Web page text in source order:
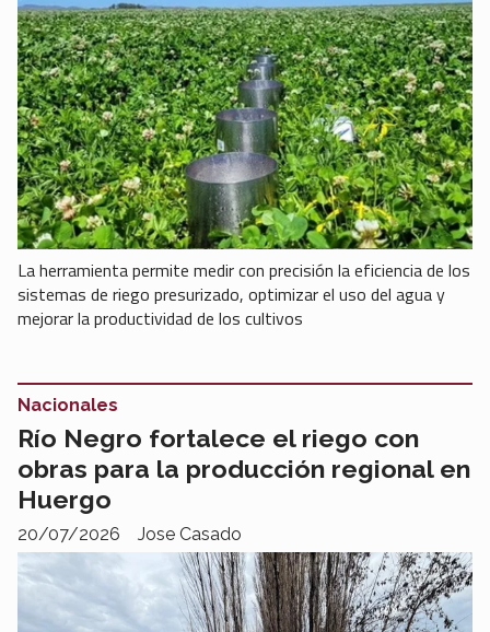
La herramienta permite medir con precisión la eficiencia de los
sistemas de riego presurizado, optimizar el uso del agua y
mejorar la productividad de los cultivos
Río Negro fortalece el riego con
obras para la producción regional en
Huergo
Jose Casado
Nacionales
20/07/2026